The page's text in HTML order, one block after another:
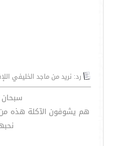
رد: نريد من ماجد الخليفي
سبحان
هم يشوفون الآكلة هذه من